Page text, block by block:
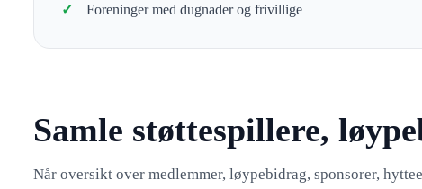
Foreninger med dugnader og frivillige
Samle støttespillere,
Når oversikt over medlemmer, løypebidrag, sponsorer,